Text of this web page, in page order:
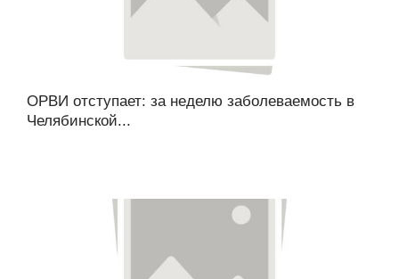
ОРВИ отступает: за неделю заболеваемость в
Челябинской...